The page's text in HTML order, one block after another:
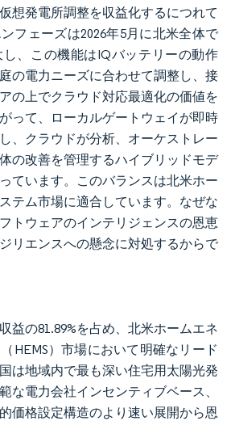
想発電所調整を収益化するにつれて
フェーズは2026年5月に北米全体で
、この機能はIQバッテリーの動作
の電力ニーズに合わせて調整し、接
の上でクラウド対応最適化の価値を
って、ローカルゲートウェイが即時
、クラウドが分析、オーケストレー
の改善を管理するハイブリッドモデ
ています。このバランスは北米ホー
テム市場に適合しています。なぜな
トウェアのインテリジェンスの恩恵
リエンスへの懸念に対処するからで
益の81.89%を占め、北米ホームエネ
HEMS）市場において明確なリード
は地域内で最も深い住宅用太陽光発
な電力会社インセンティブベース、
価格設定構造のより速い展開から恩